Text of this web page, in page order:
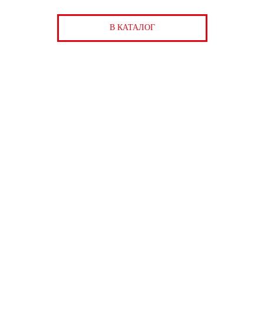
В КАТАЛОГ